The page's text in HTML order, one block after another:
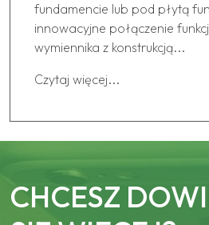
fundamencie lub pod płytą
innowacyjne połączenie
wymiennika z konstrukcją...
Czytaj więcej...
CHCESZ